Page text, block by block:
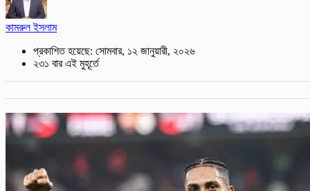
কামরুল ইসলাম
প্রকাশিত হয়েছে: সোমবার, ১২ জানুয়ারী, ২০২৬
২৩১ বার এই মুহূর্তে